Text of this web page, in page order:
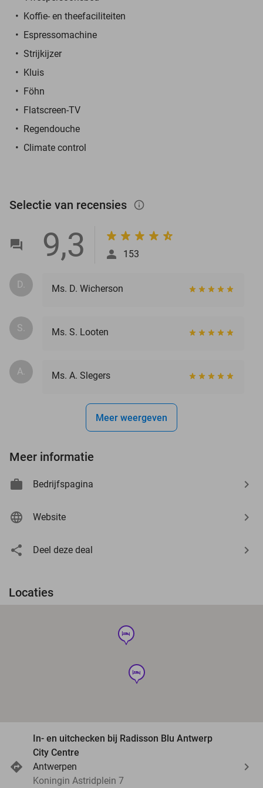
Koffie- en theefaciliteiten
Espressomachine
Strijkijzer
Kluis
Föhn
Flatscreen-TV
Regendouche
Climate control
Selectie van recensies info_outlined
9,3 153
D. Ms. D. Wicherson
S. Ms. S. Looten
A. Ms. A. Slegers
Meer weergeven
Meer informatie
Bedrijfspagina
Website
Deel deze deal
Locaties
hotel
hotel
In- en uitchecken bij Radisson Blu Antwerp
City Centre
Antwerpen
Koningin Astridplein 7